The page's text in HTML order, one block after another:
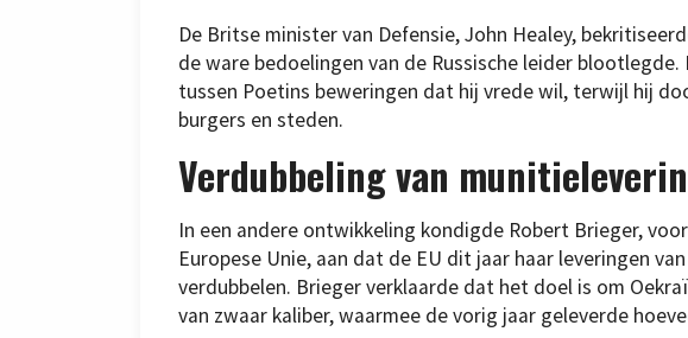
De Britse minister van Defensie, John Healey,
de ware bedoelingen van de Russische leider
tussen Poetins beweringen dat hij vrede wil, terwijl hij
burgers en steden.
Verdubbeling van
In een andere ontwikkeling kondigde Robert Brieger,
Europese Unie, aan dat de EU dit jaar haar leveringen
verdubbelen. Brieger verklaarde dat het doel is om
van zwaar kaliber, waarmee de vorig jaar geleverde